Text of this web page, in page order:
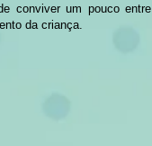
conviver um pouco entre
da criança.